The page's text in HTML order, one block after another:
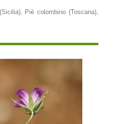
Piè colombino (Toscana),